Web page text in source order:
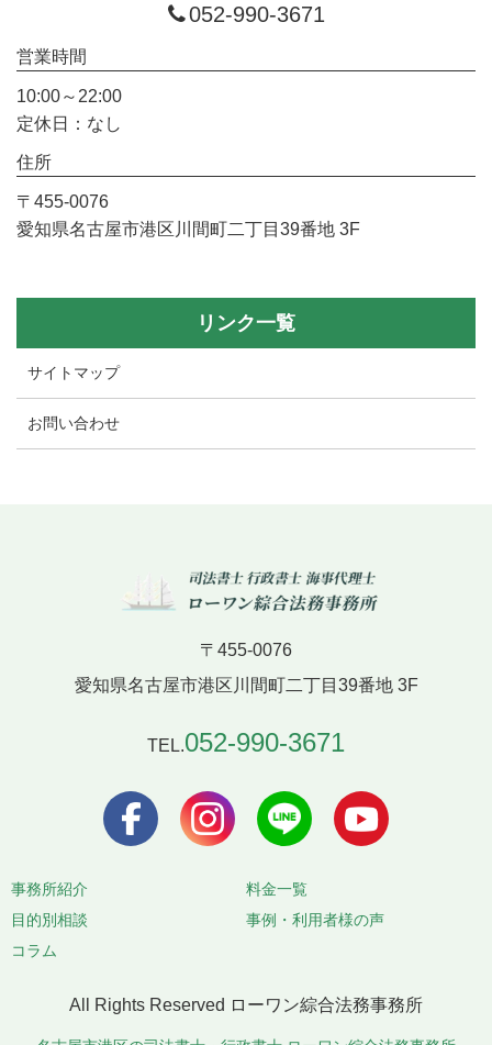
052-990-3671
営業時間
10:00～22:00
定休日：なし
住所
〒455-0076
愛知県名古屋市港区川間町二丁目39番地 3F
リンク一覧
サイトマップ
お問い合わせ
〒455-0076
愛知県名古屋市港区川間町二丁目39番地 3F
TEL.052-990-3671
事務所紹介
料金一覧
目的別相談
事例・利用者様の声
コラム
All Rights Reserved ローワン綜合法務事務所